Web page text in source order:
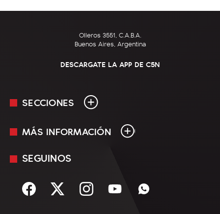
Olleros 3551, C.A.B.A.
Buenos Aires, Argentina
DESCARGATE LA APP DE C5N
SECCIONES
En Vivo
Sociedad
MÁS INFORMACIÓN
Mediakit
Términos y condiciones
SEGUINOS